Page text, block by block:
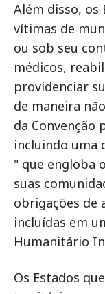
Além disso, os
vítimas de
ou sob seu
médicos,
providenciar
de maneira
da Convenção
incluindo uma
" que engloba
suas
obrigações de
incluídas em
Humanitário
Os Estados